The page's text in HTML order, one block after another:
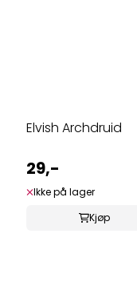
Elvish Archdruid
29,-
Ikke på lager
Kjøp